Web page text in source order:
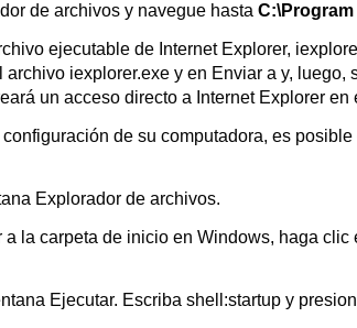
de archivos y navegue hasta
ejecutable de Internet Explorer,
archivo iexplorer.exe y en Enviar a y, luego,
un acceso directo a Internet Explorer en
de su computadora, es
Explorador de archivos.
a la carpeta de inicio en Windows, haga clic
Ejecutar. Escriba shell:startup y